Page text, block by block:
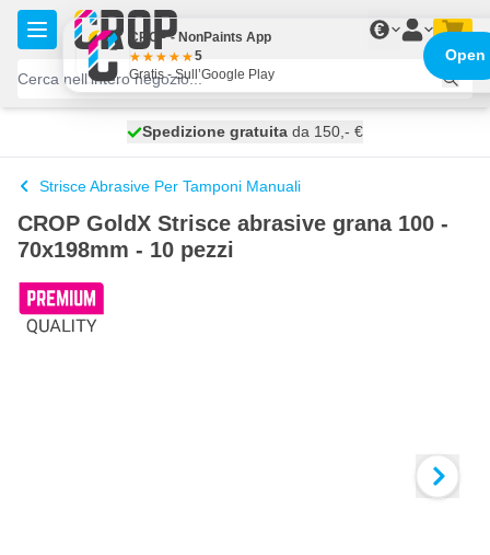
Salta al contenuto
€
spedito oggi
Spedizione gratuita da 150,- €
100 giorni
Strisce Abrasive Per Tamponi Manuali
CROP GoldX Strisce abrasive grana 100 -
70x198mm - 10 pezzi
CROP - NonPaints App
5
Gratis - Sull’Google Play
Open